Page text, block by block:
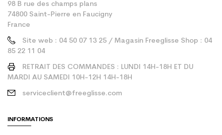
98 B rue des champs plans
74800 Saint-Pierre en Faucigny
France
Site web : 04 50 07 13 25 / Magasin Freeglisse Shop : 04
85 22 11 04
RETRAIT DES COMMANDES : LUNDI 14H-18H ET DU
MARDI AU SAMEDI 10H-12H 14H-18H
serviceclient@freeglisse.com
INFORMATIONS